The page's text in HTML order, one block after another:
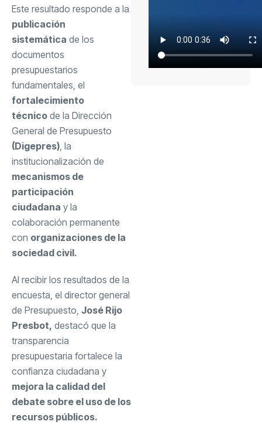
Este resultado responde a la
publicación
sistemática de los
documentos
presupuestarios
fundamentales, el
fortalecimiento
técnico de la Dirección
General de Presupuesto
(Digepres) , la
institucionalización de
mecanismos de
participación
ciudadana y la
colaboración permanente
con organizaciones de la
sociedad civil.
Al recibir los resultados de la
encuesta, el director general
de Presupuesto, José Rijo
Presbot, destacó que la
transparencia
presupuestaria fortalece la
confianza ciudadana y
mejora la calidad del
debate sobre el uso de los
recursos públicos.